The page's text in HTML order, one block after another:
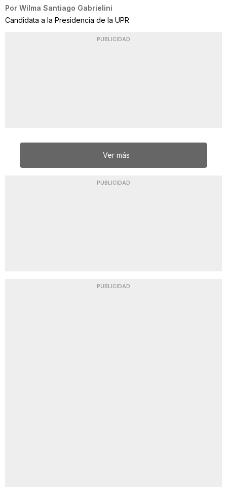
Por Wilma Santiago Gabrielini
Candidata a la Presidencia de la UPR
PUBLICIDAD
Ver más
PUBLICIDAD
PUBLICIDAD